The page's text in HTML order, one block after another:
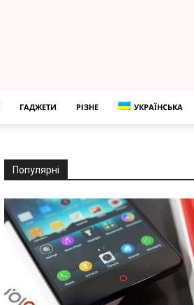
ГАДЖЕТИ РІЗНЕ УКРАЇНСЬКА
Популярні